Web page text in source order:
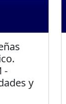
-
y